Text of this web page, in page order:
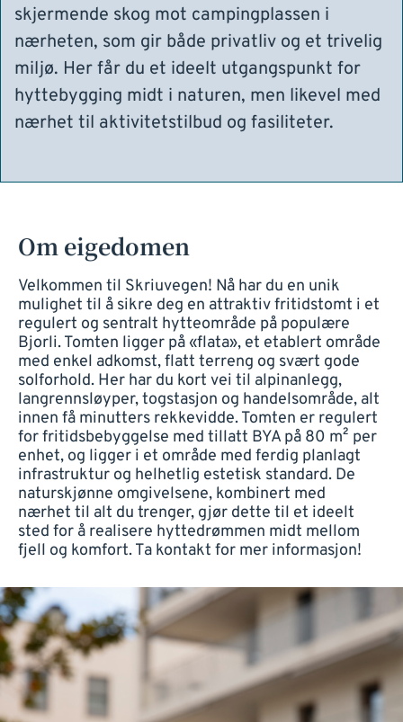
skjermende skog mot campingplassen i
nærheten, som gir både privatliv og et trivelig
miljø. Her får du et ideelt utgangspunkt for
hyttebygging midt i naturen, men likevel med
nærhet til aktivitetstilbud og fasiliteter.
Om eigedomen
Velkommen til Skriuvegen! Nå har du en unik
mulighet til å sikre deg en attraktiv fritidstomt i et
regulert og sentralt hytteområde på populære
Bjorli. Tomten ligger på «flata», et etablert område
med enkel adkomst, flatt terreng og svært gode
solforhold. Her har du kort vei til alpinanlegg,
langrennsløyper, togstasjon og handelsområde, alt
innen få minutters rekkevidde. Tomten er regulert
for fritidsbebyggelse med tillatt BYA på 80 m² per
enhet, og ligger i et område med ferdig planlagt
infrastruktur og helhetlig estetisk standard. De
naturskjønne omgivelsene, kombinert med
nærhet til alt du trenger, gjør dette til et ideelt
sted for å realisere hyttedrømmen midt mellom
fjell og komfort. Ta kontakt for mer informasjon!